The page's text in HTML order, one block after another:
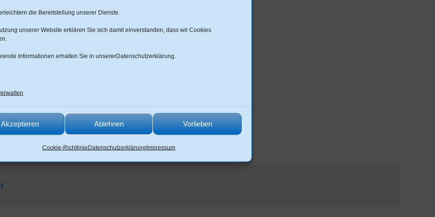
die Bereitstellung unserer Dienste.
unserer Website erklären Sie sich damit einverstanden, dass wir Cookies
Informationen erhalten Sie in unsererDatenschutzerklärung
Akzeptieren Ablehnen Vorlieben
Cookie-RichtlinieDatenschutzerklärungImpressum
Wohnung befindet sich im
540 €